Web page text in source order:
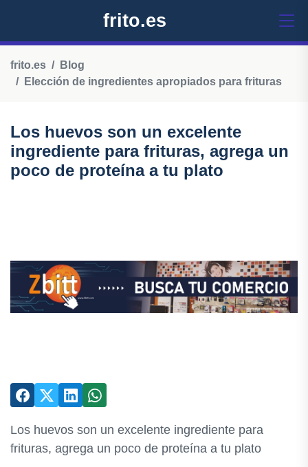
frito.es
frito.es
Blog
Elección de ingredientes apropiados para frituras
Los huevos son un excelente
ingrediente para frituras, agrega un
poco de proteína a tu plato
Los huevos son un excelente ingrediente para
frituras, agrega un poco de proteína a tu plato